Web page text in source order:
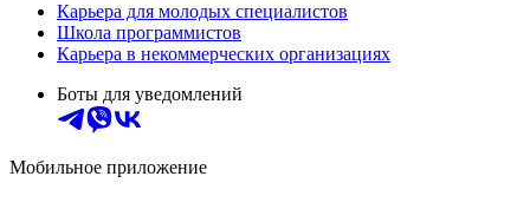
Карьера для молодых специалистов
Школа программистов
Карьера в некоммерческих организациях
Боты для уведомлений
Мобильное приложение